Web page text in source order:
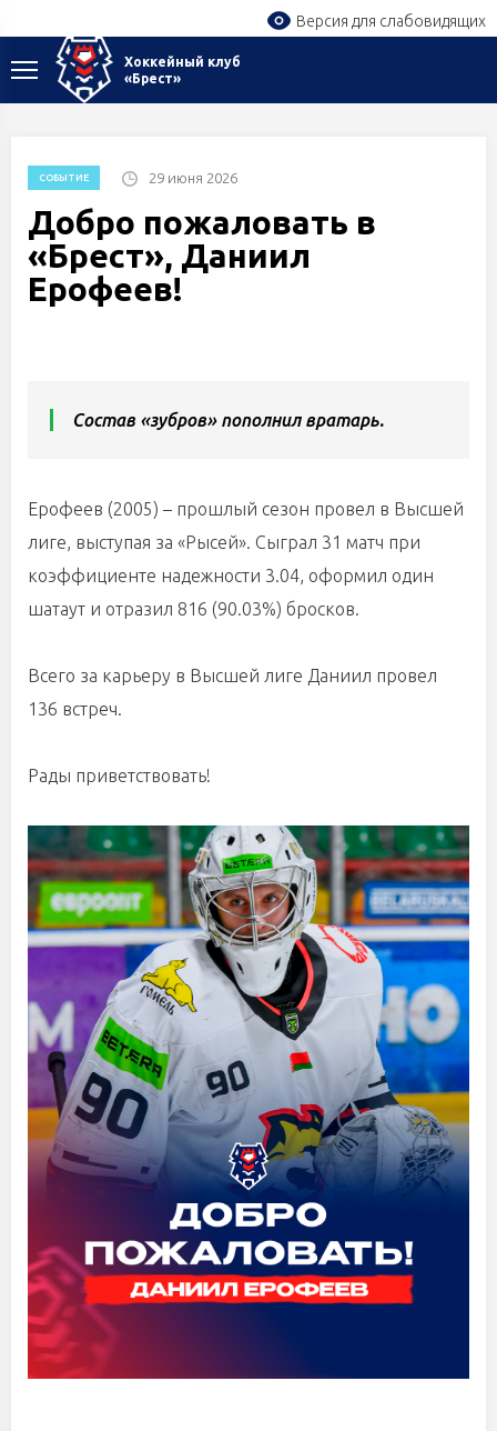
Версия для слабовидящих
Хоккейный клуб
«Брест»
СОБЫТИЕ 29 июня 2026
Добро пожаловать в
«Брест», Даниил
Ерофеев!
Состав «зубров» пополнил вратарь.
Ерофеев (2005) – прошлый сезон провел в Высшей
лиге, выступая за «Рысей». Сыграл 31 матч при
коэффициенте надежности 3.04, оформил один
шатаут и отразил 816 (90.03%) бросков.
Всего за карьеру в Высшей лиге Даниил провел
136 встреч.
Рады приветствовать!